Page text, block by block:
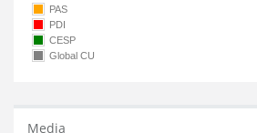
PAS
PDI
CESP
Global CU
Media